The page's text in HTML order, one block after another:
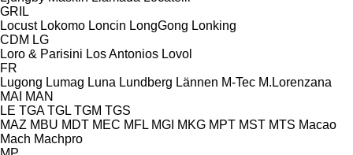
GRIL
Locust Lokomo Loncin LongGong Lonking
CDM LG
Loro & Parisini Los Antonios Lovol
FR
Lugong Lumag Luna Lundberg Lännen M-Tec M.Lorenzana
MAI MAN
LE TGA TGL TGM TGS
MAZ MBU MDT MEC MFL MGI MKG MPT MST MTS Macao
Mach Machpro